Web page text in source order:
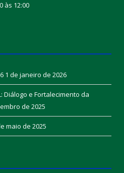
às 12:00
1 de janeiro de 2026
Diálogo e Fortalecimento da
de 2025
maio de 2025